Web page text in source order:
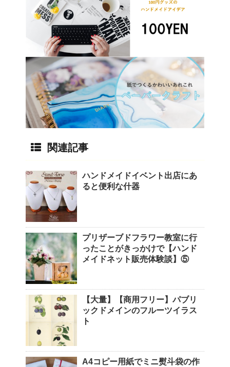
関連記事
ハンドメイドイベント出店にあ
ると便利な什器
プリザーブドフラワー教室に行
ったことがきっかけで【ハンド
メイドネット販売体験談】⑤
【大量】【商用フリー】パブリ
ックドメインのフルーツイラス
ト
A4コピー用紙でミニ熨斗袋の作